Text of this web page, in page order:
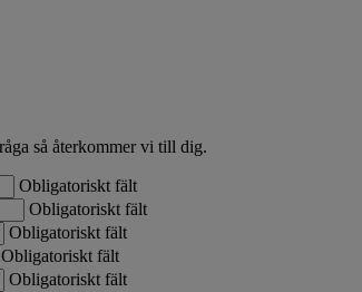
så återkommer vi till dig.
Obligatoriskt fält
Obligatoriskt fält
Obligatoriskt fält
Obligatoriskt fält
Obligatoriskt fält